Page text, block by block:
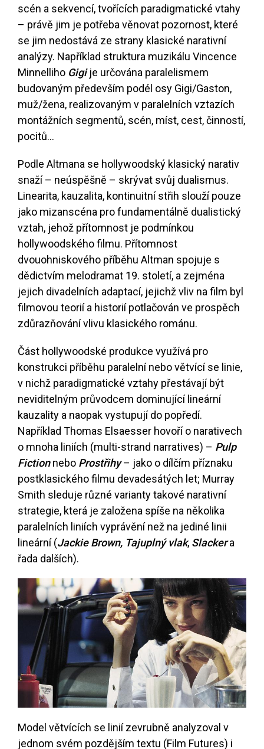
scén a sekvencí, tvořících paradigmatické vtahy
– právě jim je potřeba věnovat pozornost, které
se jim nedostává ze strany klasické narativní
analýzy. Například struktura muzikálu Vincence
Minnelliho Gigije určována paralelismem
budovaným především podél osy Gigi/Gaston,
muž/žena, realizovaným v paralelních vztazích
montážních segmentů, scén, míst, cest, činností,
pocitů...
Podle Altmana se hollywoodský klasický narativ
snaží – neúspěšně – skrývat svůj dualismus.
Linearita, kauzalita, kontinuitní střih slouží pouze
jako mizanscéna pro fundamentálně dualistický
vztah, jehož přítomnost je podmínkou
hollywoodského filmu. Přítomnost
dvouohniskového příběhu Altman spojuje s
dědictvím melodramat 19. století, a zejména
jejich divadelních adaptací, jejichž vliv na film byl
filmovou teorií a historií potlačován ve prospěch
zdůrazňování vlivu klasického románu.
Část hollywoodské produkce využívá pro
konstrukci příběhu paralelní nebo větvící se linie,
v nichž paradigmatické vztahy přestávají být
neviditelným průvodcem dominující lineární
kauzality a naopak vystupují do popředí.
Například Thomas Elsaesser hovoří o narativech
o mnoha liniích (multi-strand narratives) – Pulp
Fictionnebo Prostřihy– jako o dílčím příznaku
postklasického filmu devadesátých let; Murray
Smith sleduje různé varianty takové narativní
strategie, která je založena spíše na několika
paralelních liniích vyprávění než na jediné linii
lineární (Jackie Brown, Tajuplný vlak, Slackera
řada dalších).
Model větvících se linií zevrubně analyzoval v
jednom svém pozdějším textu (Film Futures) i